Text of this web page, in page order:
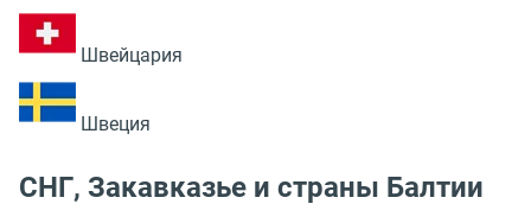
Швейцария
Швеция
СНГ, Закавказье и страны Балтии